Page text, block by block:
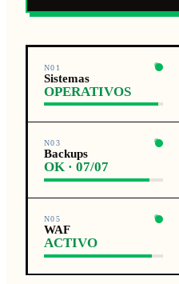
N01
Sistemas
OPERATIVOS
N03
Backups
OK · 07/07
N05
WAF
ACTIVO